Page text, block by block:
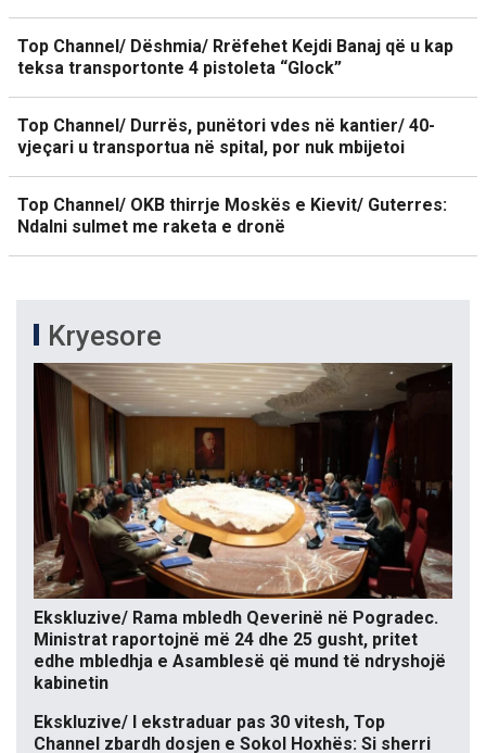
Top Channel/ Dëshmia/ Rrëfehet Kejdi Banaj që u kap
teksa transportonte 4 pistoleta “Glock”
Top Channel/ Durrës, punëtori vdes në kantier/ 40-
vjeçari u transportua në spital, por nuk mbijetoi
Top Channel/ OKB thirrje Moskës e Kievit/ Guterres:
Ndalni sulmet me raketa e dronë
Kryesore
Ekskluzive/ Rama mbledh Qeverinë në Pogradec.
Ministrat raportojnë më 24 dhe 25 gusht, pritet
edhe mbledhja e Asamblesë që mund të ndryshojë
kabinetin
Ekskluzive/ I ekstraduar pas 30 vitesh, Top
Channel zbardh dosjen e Sokol Hoxhës: Si sherri